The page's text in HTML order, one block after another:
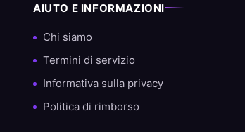
AIUTO E INFORMAZIONI
Chi siamo
Termini di servizio
Informativa sulla privacy
Politica di rimborso